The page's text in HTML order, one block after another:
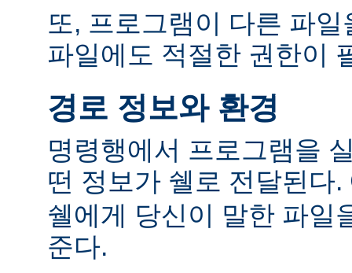
또, 프로그램이 다른 파
파일에도 적절한 권한이
경로 정보와 환경
명령행에서 프로그램을
떤 정보가 쉘로 전달된다
쉘에게 당신이 말한 파일
준다.